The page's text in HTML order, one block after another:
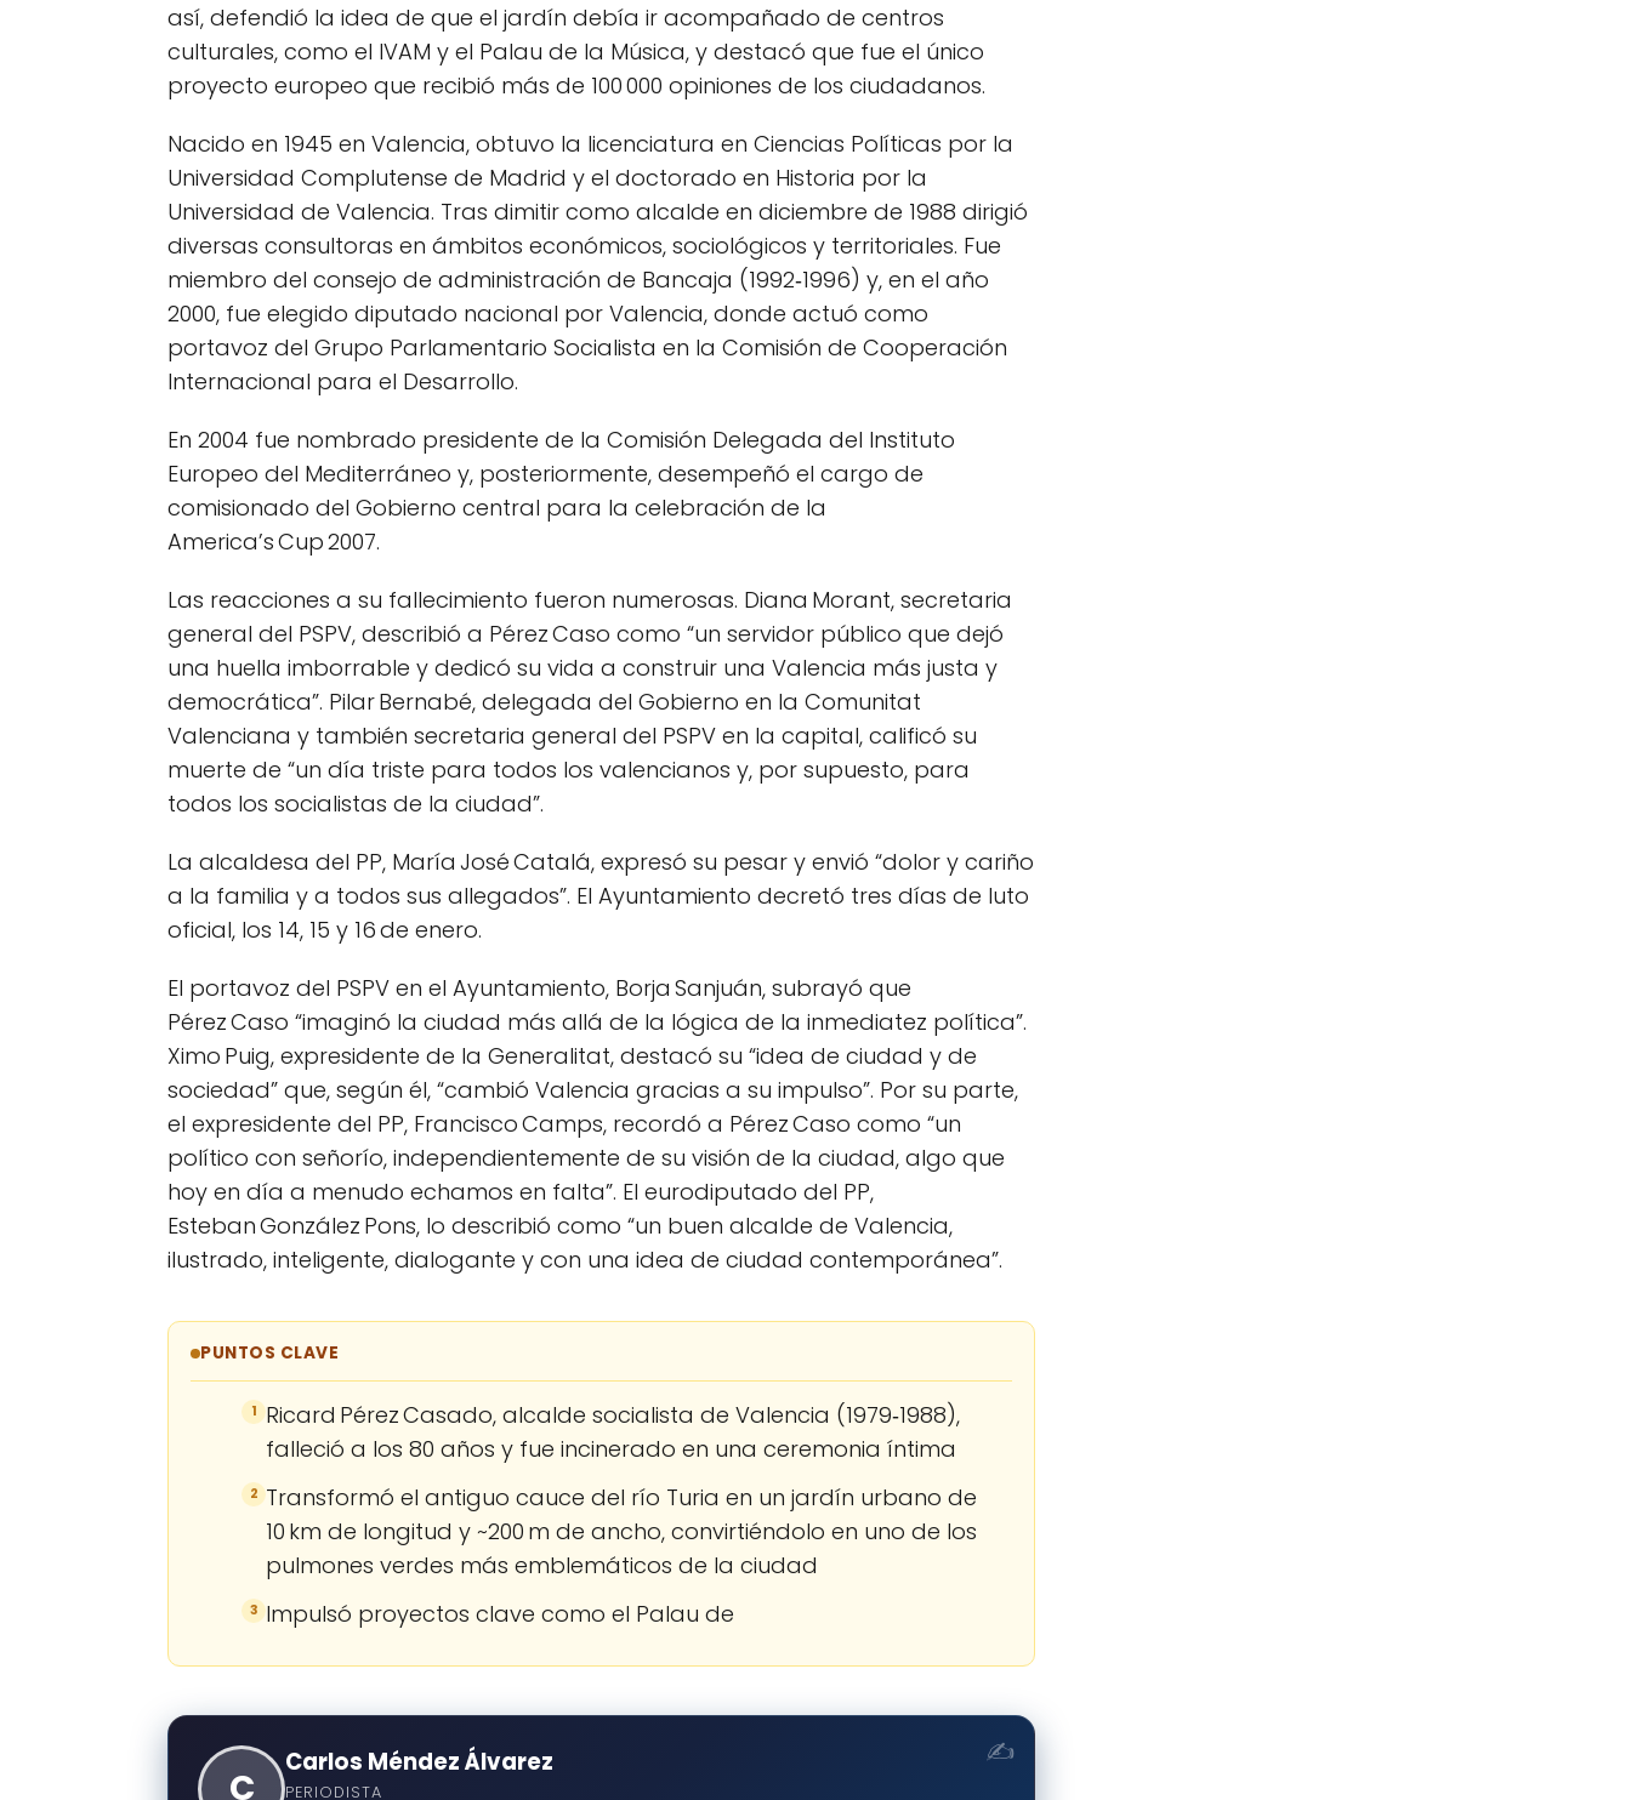
así, defendió la idea de que el jardín debía ir acompañado de centros
culturales, como el IVAM y el Palau de la Música, y destacó que fue el único
proyecto europeo que recibió más de 100 000 opiniones de los ciudadanos.
Nacido en 1945 en Valencia, obtuvo la licenciatura en Ciencias Políticas por la
Universidad Complutense de Madrid y el doctorado en Historia por la
Universidad de Valencia. Tras dimitir como alcalde en diciembre de 1988 dirigió
diversas consultoras en ámbitos económicos, sociológicos y territoriales. Fue
miembro del consejo de administración de Bancaja (1992‑1996) y, en el año
2000, fue elegido diputado nacional por Valencia, donde actuó como
portavoz del Grupo Parlamentario Socialista en la Comisión de Cooperación
Internacional para el Desarrollo.
En 2004 fue nombrado presidente de la Comisión Delegada del Instituto
Europeo del Mediterráneo y, posteriormente, desempeñó el cargo de
comisionado del Gobierno central para la celebración de la
America’s Cup 2007.
Las reacciones a su fallecimiento fueron numerosas. Diana Morant, secretaria
general del PSPV, describió a Pérez Caso como “un servidor público que dejó
una huella imborrable y dedicó su vida a construir una Valencia más justa y
democrática”. Pilar Bernabé, delegada del Gobierno en la Comunitat
Valenciana y también secretaria general del PSPV en la capital, calificó su
muerte de “un día triste para todos los valencianos y, por supuesto, para
todos los socialistas de la ciudad”.
La alcaldesa del PP, María José Catalá, expresó su pesar y envió “dolor y cariño
a la familia y a todos sus allegados”. El Ayuntamiento decretó tres días de luto
oficial, los 14, 15 y 16 de enero.
El portavoz del PSPV en el Ayuntamiento, Borja Sanjuán, subrayó que
Pérez Caso “imaginó la ciudad más allá de la lógica de la inmediatez política”.
Ximo Puig, expresidente de la Generalitat, destacó su “idea de ciudad y de
sociedad” que, según él, “cambió Valencia gracias a su impulso”. Por su parte,
el expresidente del PP, Francisco Camps, recordó a Pérez Caso como “un
político con señorío, independientemente de su visión de la ciudad, algo que
hoy en día a menudo echamos en falta”. El eurodiputado del PP,
Esteban González Pons, lo describió como “un buen alcalde de Valencia,
ilustrado, inteligente, dialogante y con una idea de ciudad contemporánea”.
PUNTOS CLAVE
1 Ricard Pérez Casado, alcalde socialista de Valencia (1979‑1988),
falleció a los 80 años y fue incinerado en una ceremonia íntima
2 Transformó el antiguo cauce del río Turia en un jardín urbano de
10 km de longitud y ~200 m de ancho, convirtiéndolo en uno de los
pulmones verdes más emblemáticos de la ciudad
3 Impulsó proyectos clave como el Palau de
C
Carlos Méndez Álvarez
PERIODISTA